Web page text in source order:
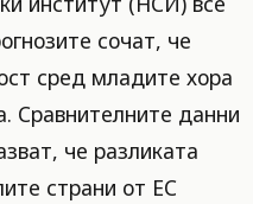
сочат, че
сред младите хора
Сравнителните данни
че разликата
страни от ЕС